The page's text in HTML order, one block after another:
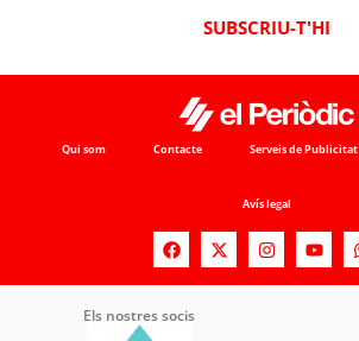
SUBSCRIU-T'HI
Qui som Contacte Serveis de Publicitat
Avís legal
Els nostres socis